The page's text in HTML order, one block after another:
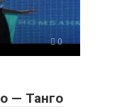
0
— Танго